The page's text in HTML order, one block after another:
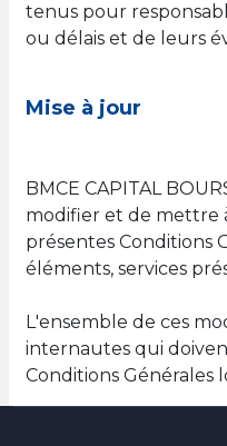
tenus pour
ou délais et de leurs
Mise à jour
BMCE CAPITAL
modifier et de mettre
présentes Conditions
éléments, services
L'ensemble de ces
internautes qui
Conditions Générales